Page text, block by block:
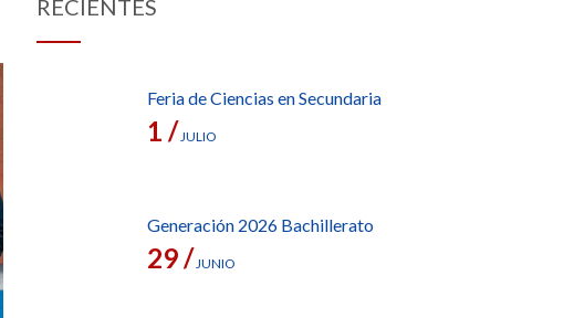
RECIENTES
Feria de Ciencias en Secundaria
1 /JULIO
Generación 2026 Bachillerato
29 /JUNIO